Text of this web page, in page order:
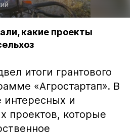
какие проекты
итоги грантового
«Агростартап». В
интересных и
проектов, которые